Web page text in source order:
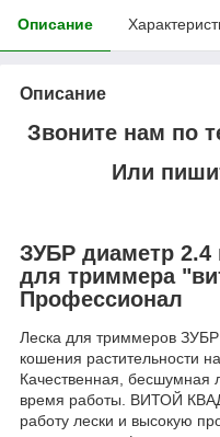
Описание
Описание
Звоните нам по
Или
ЗУБР диаметр
для триммера
Профессионал
Леска для триммеров
кошения растительности
Качественная, бесшумная
время работы. ВИТОЙ
работу лески и высокую